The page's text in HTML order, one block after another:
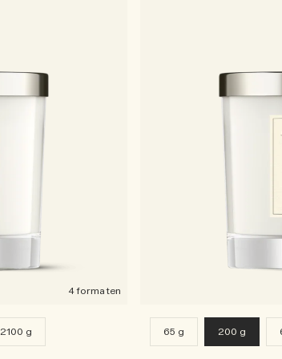
4 formaten
2100 g 65 g 200 g